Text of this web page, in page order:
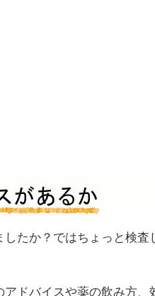
たか？ではちょっと検
ドバイスや薬の飲み方、